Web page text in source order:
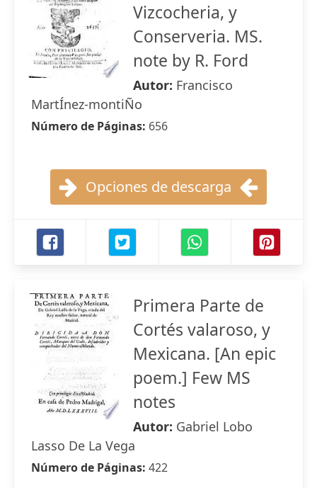
Vizcocheria, y
Conserveria. MS.
note by R. Ford
Autor: Francisco
MartÍnez-montiÑo
Número de Páginas: 656
Opciones de descarga
Primera Parte de
Cortés valaroso, y
Mexicana. [An epic
poem.] Few MS
notes
Autor: Gabriel Lobo
Lasso De La Vega
Número de Páginas: 422